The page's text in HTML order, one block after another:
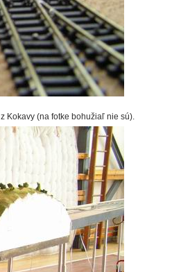
Kokavy (na fotke bohužiaľ nie sú).